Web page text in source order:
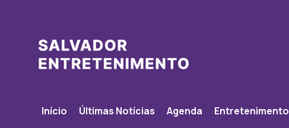
Início Últimas Notícias Agenda Entretenimento